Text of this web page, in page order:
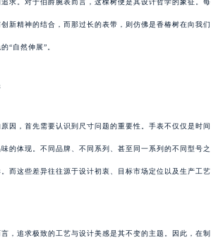
求。对于伯爵腕表而言，这棵树便是其设计哲学的象征。每
新精神的结合，而那过长的表带，则仿佛是香椿树在向我们
“自然伸展”。
因，首先需要认识到尺寸问题的重要性。手表不仅仅是时间
的体现。不同品牌、不同系列、甚至同一系列的不同型号之
而这些差异往往源于设计初衷、目标市场定位以及生产工艺
，追求极致的工艺与设计美感是其不变的主题。因此，在制